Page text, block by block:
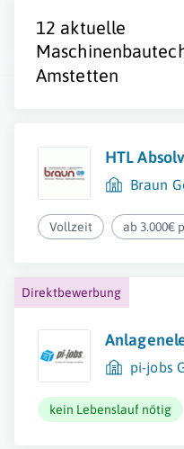
12 aktuelle
Amstetten
HTL
Braun
Vollzeit ab 3.000€
Direktbewerbung
pi-jobs
kein Lebenslauf nötig